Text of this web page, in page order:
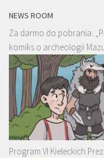
NEWS ROOM
Za darmo do pobrania:
komiks o archeologii
Program VI Kieleckich